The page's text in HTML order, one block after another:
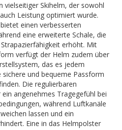
vielseitiger Skihelm, der sowohl
Leistung optimiert wurde.
einen verbesserten
eine erweiterte Schale, die
erhöht. Mit
verfügt der Helm zudem über
das es jedem
und bequeme Passform
Die regulierbaren
angenehmes Tragegefühl bei
während Luftkanäle
lassen und ein
Eine in das Helmpolster